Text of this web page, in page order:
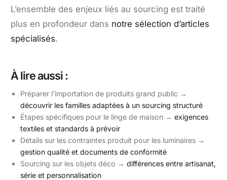
L’ensemble des enjeux liés au sourcing est traité
plus en profondeur dans notre sélection d’articles
spécialisés.
À lire aussi :
Préparer l’importation de produits grand public →
découvrir les familles adaptées à un sourcing structuré
Étapes spécifiques pour le linge de maison → exigences
textiles et standards à prévoir
Détails sur les contraintes produit pour les luminaires →
gestion qualité et documents de conformité
Sourcing sur les objets déco → différences entre artisanat,
série et personnalisation